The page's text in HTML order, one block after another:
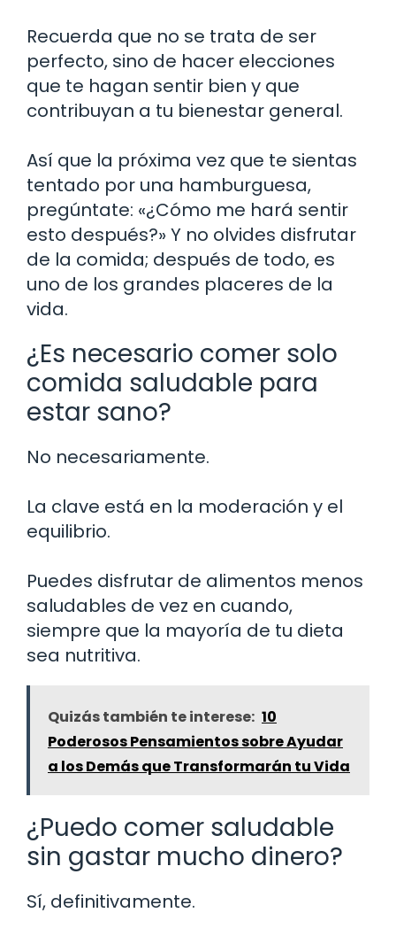
Recuerda que no se trata de ser
perfecto, sino de hacer elecciones
que te hagan sentir bien y que
contribuyan a tu bienestar general.
Así que la próxima vez que te sientas
tentado por una hamburguesa,
pregúntate: «¿Cómo me hará sentir
esto después?» Y no olvides disfrutar
de la comida; después de todo, es
uno de los grandes placeres de la
vida.
¿Es necesario comer solo
comida saludable para
estar sano?
No necesariamente.
La clave está en la moderación y el
equilibrio.
Puedes disfrutar de alimentos menos
saludables de vez en cuando,
siempre que la mayoría de tu dieta
sea nutritiva.
Quizás también te interese: 10
Poderosos Pensamientos sobre Ayudar
a los Demás que Transformarán tu Vida
¿Puedo comer saludable
sin gastar mucho dinero?
Sí, definitivamente.